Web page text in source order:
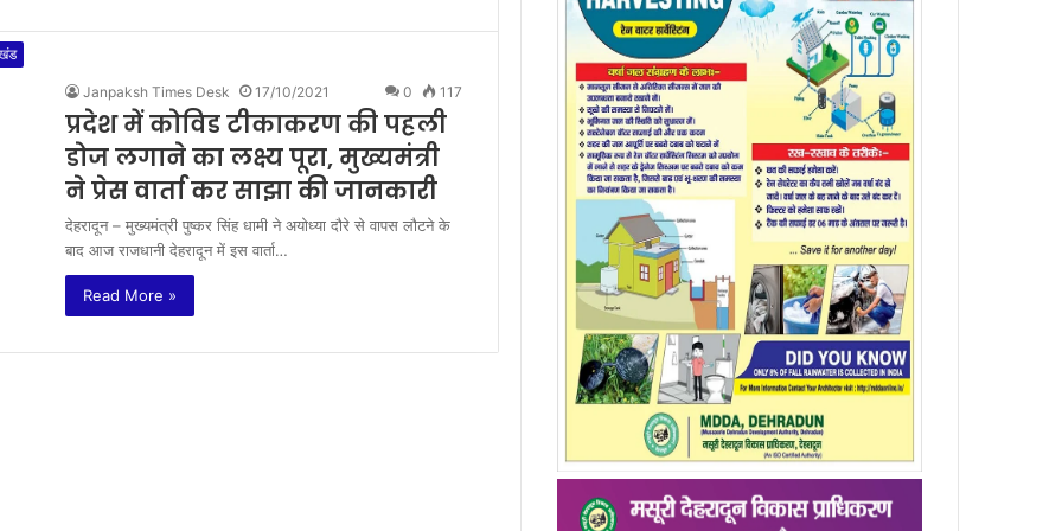
Janpaksh Times Desk 17/10/2021 0 117
प्रदेश में कोविड टीकाकरण की पहली
डोज लगाने का लक्ष्य पूरा, मुख्यमंत्री
ने प्रेस वार्ता कर साझा की जानकारी
देहरादून – मुख्यमंत्री पुष्कर सिंह धामी ने अयोध्या दौरे से वापस लौटने के
बाद आज राजधानी देहरादून में इस वार्ता…
Read More »